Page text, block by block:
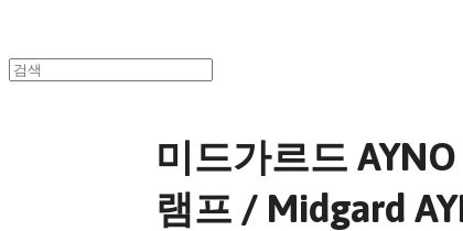
미드가르드
램프 / Midgard